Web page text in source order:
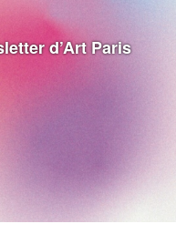
d’Art Paris